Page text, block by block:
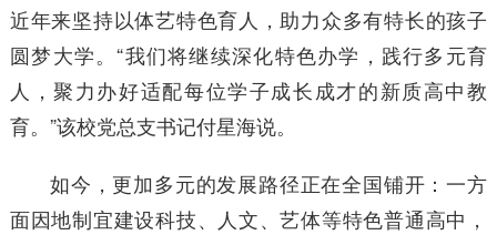
近年来坚持以体艺特色育人，助力众多有特长的孩子
圆梦大学。“我们将继续深化特色办学，践行多元育
人，聚力办好适配每位学子成长成才的新质高中教
育。”该校党总支书记付星海说。
如今，更加多元的发展路径正在全国铺开：一方
面因地制宜建设科技、人文、艺体等特色普通高中，